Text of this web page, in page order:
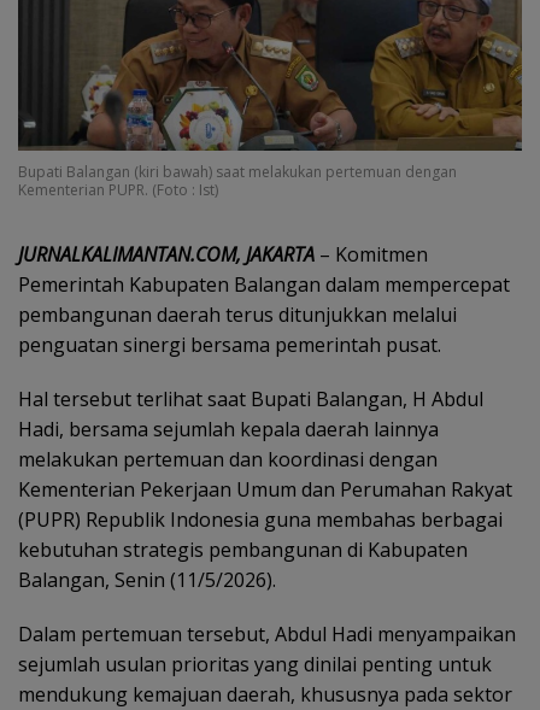
Bupati Balangan (kiri bawah) saat melakukan pertemuan dengan
Kementerian PUPR. (Foto : Ist)
JURNALKALIMANTAN.COM, JAKARTA – Komitmen
Pemerintah Kabupaten Balangan dalam mempercepat
pembangunan daerah terus ditunjukkan melalui
penguatan sinergi bersama pemerintah pusat.
Hal tersebut terlihat saat Bupati Balangan, H Abdul
Hadi, bersama sejumlah kepala daerah lainnya
melakukan pertemuan dan koordinasi dengan
Kementerian Pekerjaan Umum dan Perumahan Rakyat
(PUPR) Republik Indonesia guna membahas berbagai
kebutuhan strategis pembangunan di Kabupaten
Balangan, Senin (11/5/2026).
Dalam pertemuan tersebut, Abdul Hadi menyampaikan
sejumlah usulan prioritas yang dinilai penting untuk
mendukung kemajuan daerah, khususnya pada sektor